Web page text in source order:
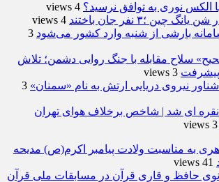
الکس نوری به توافق نرسید؟ 4 views
چین ؛۳ نفر جان باختند
4 views
بارشی از شنبه وارد کشور می‌شود 3
سلاح مقابله با جنگ روایی دشمن؛ تلاش
پیشرفت 3 views
نیروی دریایی ارتش به نام «سمنان» 3
ای شد | شاخص برخلاف هوای تهران
3 views
به مناسبت ولادت پیامبر اکرم(ص) مدیحه
41 views
۱۳۳ بانوی حافظ و قاری قرآن در مسابقات ملی قرآن